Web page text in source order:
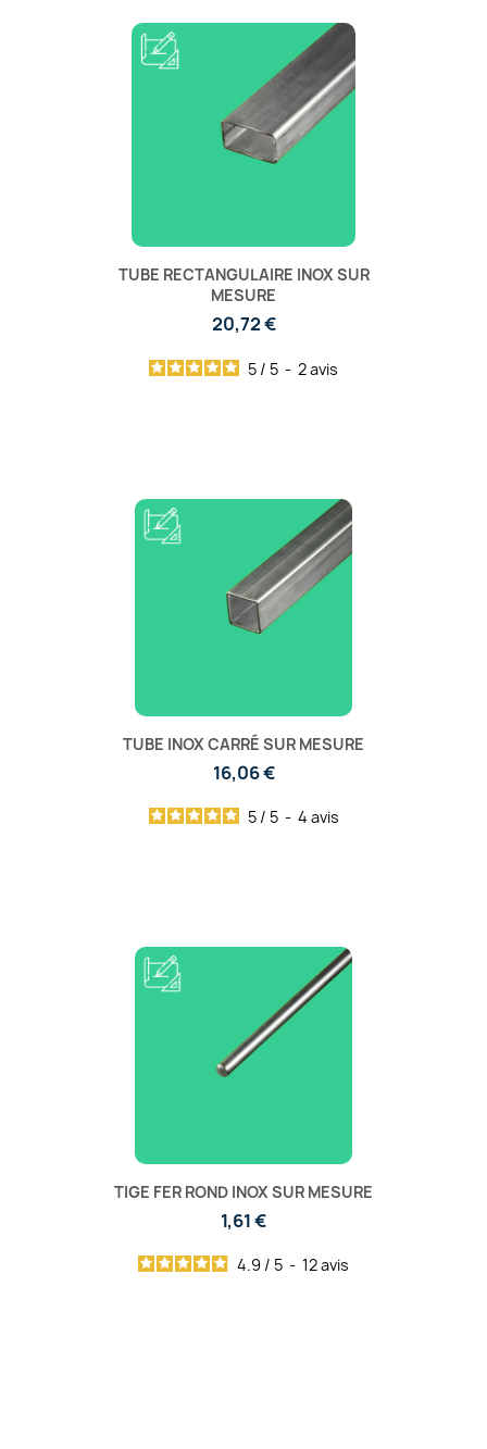
TUBE RECTANGULAIRE INOX SUR
MESURE
20,72 €
5 / 5 - 2avis
TUBE INOX CARRÉ SUR MESURE
16,06 €
5 / 5 - 4 avis
TIGE FER ROND INOX SUR MESURE
1,61 €
4.9 / 5 - 12avis